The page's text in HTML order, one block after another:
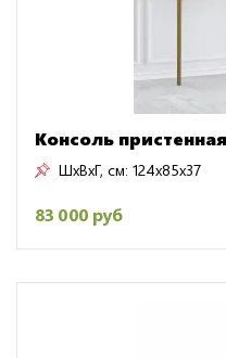
Консоль
ШxВxГ, см: 124x85x37
83 000 руб